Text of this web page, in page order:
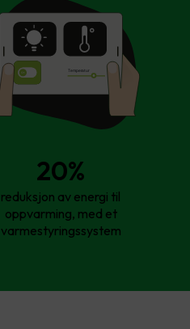
Temperatur
20%
reduksjon av energi til
oppvarming, med et
varmestyringssystem